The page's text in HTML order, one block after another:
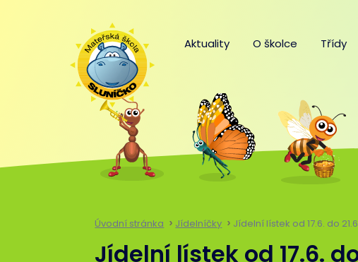
Aktuality O školce Třídy
Úvodní stránka Jídelníčky Jídelní lístek od 17.6. do
Jídelní lístek od 17.6.